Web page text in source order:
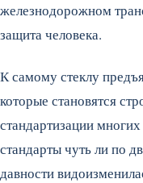
железнодорожном
защита человека.
К самому стеклу
которые становятся
стандартизации
стандарты чуть ли по
давности